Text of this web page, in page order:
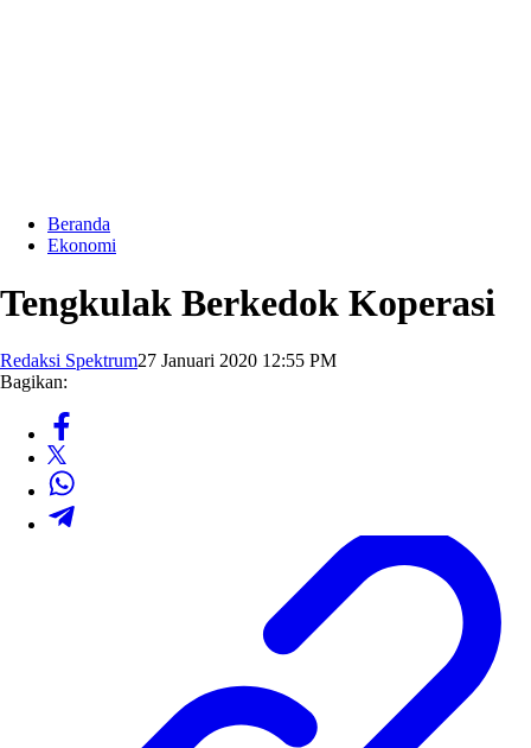
Beranda
Ekonomi
Tengkulak Berkedok Koperasi
Redaksi Spektrum27 Januari 2020 12:55 PM
Bagikan: